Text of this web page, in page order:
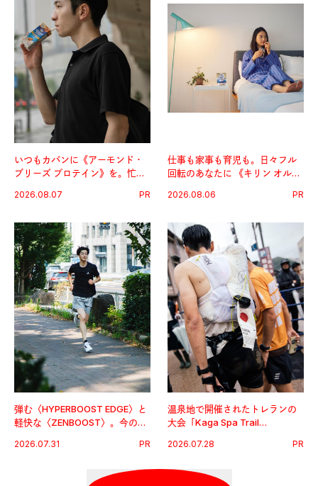
いつもカバンに《アーモンド・
ブリーズ プロテイン》を。忙し
グ習慣。
2026.08.07 PR
仕事も家事も育児も。日々フル
回転のあなたに 《キリン オルニ
2026.08.06 PR
弾む〈HYPERBOOST EDGE〉と
軽快な〈ZENBOOST〉。今の時
出した新機軸。
2026.07.31 PR
温泉地で開催されたトレランの
大会「Kaga Spa Trail
戦を夢見るランナーたちの奮闘
2026.07.28 PR